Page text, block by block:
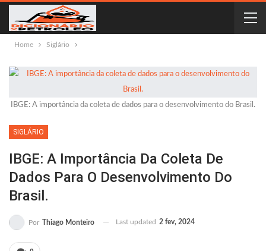
Home Siglário
IBGE: A importância da coleta de dados para o desenvolvimento do Brasil.
SIGLÁRIO
IBGE: A Importância Da Coleta De
Dados Para O Desenvolvimento Do
Brasil.
Por Thiago Monteiro Last updated 2 fev, 2024